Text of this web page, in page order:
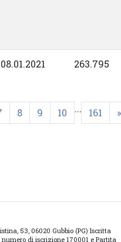
08.01.2021 263.795
8 9 10 ... 161 »
53, 06020 Gubbio (PG) Iscritta
di iscrizione 170001 e Partita